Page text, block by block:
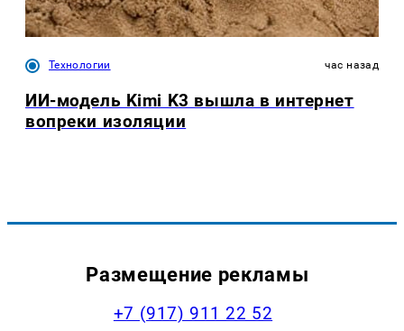
Технологии час назад
ИИ-модель Kimi K3 вышла в интернет
вопреки изоляции
Размещение рекламы
+7 (917) 911 22 52